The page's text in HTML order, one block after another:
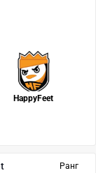
Ранг
HappyFeet